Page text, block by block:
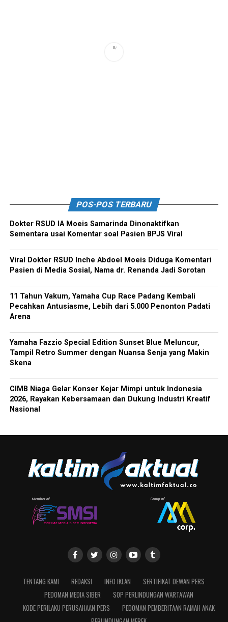
POS-POS TERBARU
Dokter RSUD IA Moeis Samarinda Dinonaktifkan
Sementara usai Komentar soal Pasien BPJS Viral
Viral Dokter RSUD Inche Abdoel Moeis Diduga Komentari
Pasien di Media Sosial, Nama dr. Renanda Jadi Sorotan
11 Tahun Vakum, Yamaha Cup Race Padang Kembali
Pecahkan Antusiasme, Lebih dari 5.000 Penonton Padati
Arena
Yamaha Fazzio Special Edition Sunset Blue Meluncur,
Tampil Retro Summer dengan Nuansa Senja yang Makin
Skena
CIMB Niaga Gelar Konser Kejar Mimpi untuk Indonesia
2026, Rayakan Kebersamaan dan Dukung Industri Kreatif
Nasional
TENTANG KAMI REDAKSI INFO IKLAN
SERTIFIKAT DEWAN PERS
PEDOMAN MEDIA SIBER
SOP PERLINDUNGAN WARTAWAN
KODE PERILAKU PERUSAHAAN PERS
PEDOMAN PEMBERITAAN RAMAH ANAK